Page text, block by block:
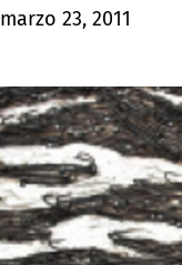
marzo 23, 2011